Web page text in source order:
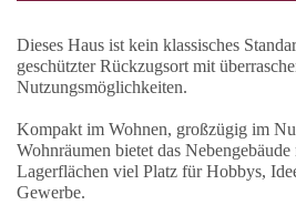
Dieses Haus ist kein klassisches
geschützter Rückzugsort mit
Nutzungsmöglichkeiten.
Kompakt im Wohnen, großzügig im
Wohnräumen bietet das
Lagerflächen viel Platz für Hobbys,
Gewerbe.